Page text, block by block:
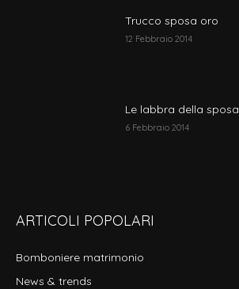
Trucco sposa oro
12 Febbraio 2014
Le labbra della sposa
6 Febbraio 2014
ARTICOLI POPOLARI
Bomboniere matrimonio
News & trends